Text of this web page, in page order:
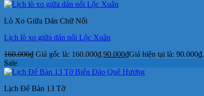
Lò Xo Giữa Dán Chữ Nổi
Lịch lò xo giữa dán nổi Lộc Xuân
160.000₫ Giá gốc là: 160.000₫.90.000₫Giá hiện tại là: 90.000₫.
Sale
Lịch Để Bàn 13 Tờ